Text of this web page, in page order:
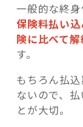
一般的な終
保険料払い
険に比べて
す。
もちろん払
ないので、
とが大切。